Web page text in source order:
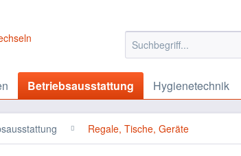
Betriebsausstattung Hygienetechnik
Regale, Tische, Geräte